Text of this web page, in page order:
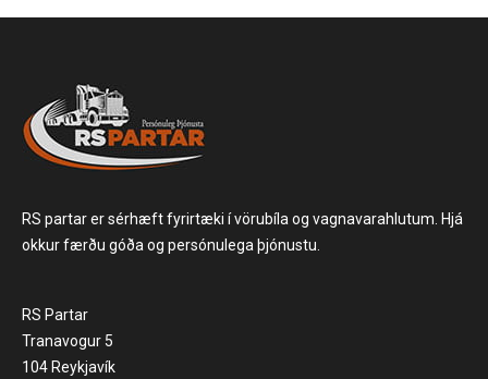
RS partar er sérhæft fyrirtæki í vörubíla og vagnavarahlutum. Hjá
okkur færðu góða og persónulega þjónustu.
RS Partar
Tranavogur 5
104 Reykjavík